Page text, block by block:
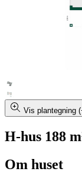
Vis plantegning
H-hus 188
Om huset